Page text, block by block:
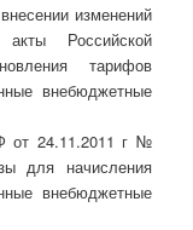
изменений
Российской
тарифов
внебюджетные
от 24.11.2011 г №
для начисления
внебюджетные